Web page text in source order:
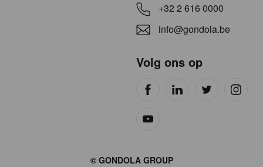
+32 2 616 0000
info@gondola.be
Volg ons op
© GONDOLA GROUP